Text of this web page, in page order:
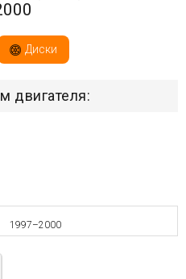
Диски
двигателя:
1997–2000